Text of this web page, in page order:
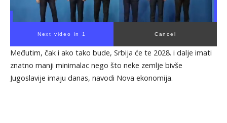
Next video in 1 Cancel
Međutim, čak i ako tako bude, Srbija će te 2028. i dalje imati
znatno manji minimalac nego što neke zemlje bivše
Jugoslavije imaju danas, navodi Nova ekonomija.